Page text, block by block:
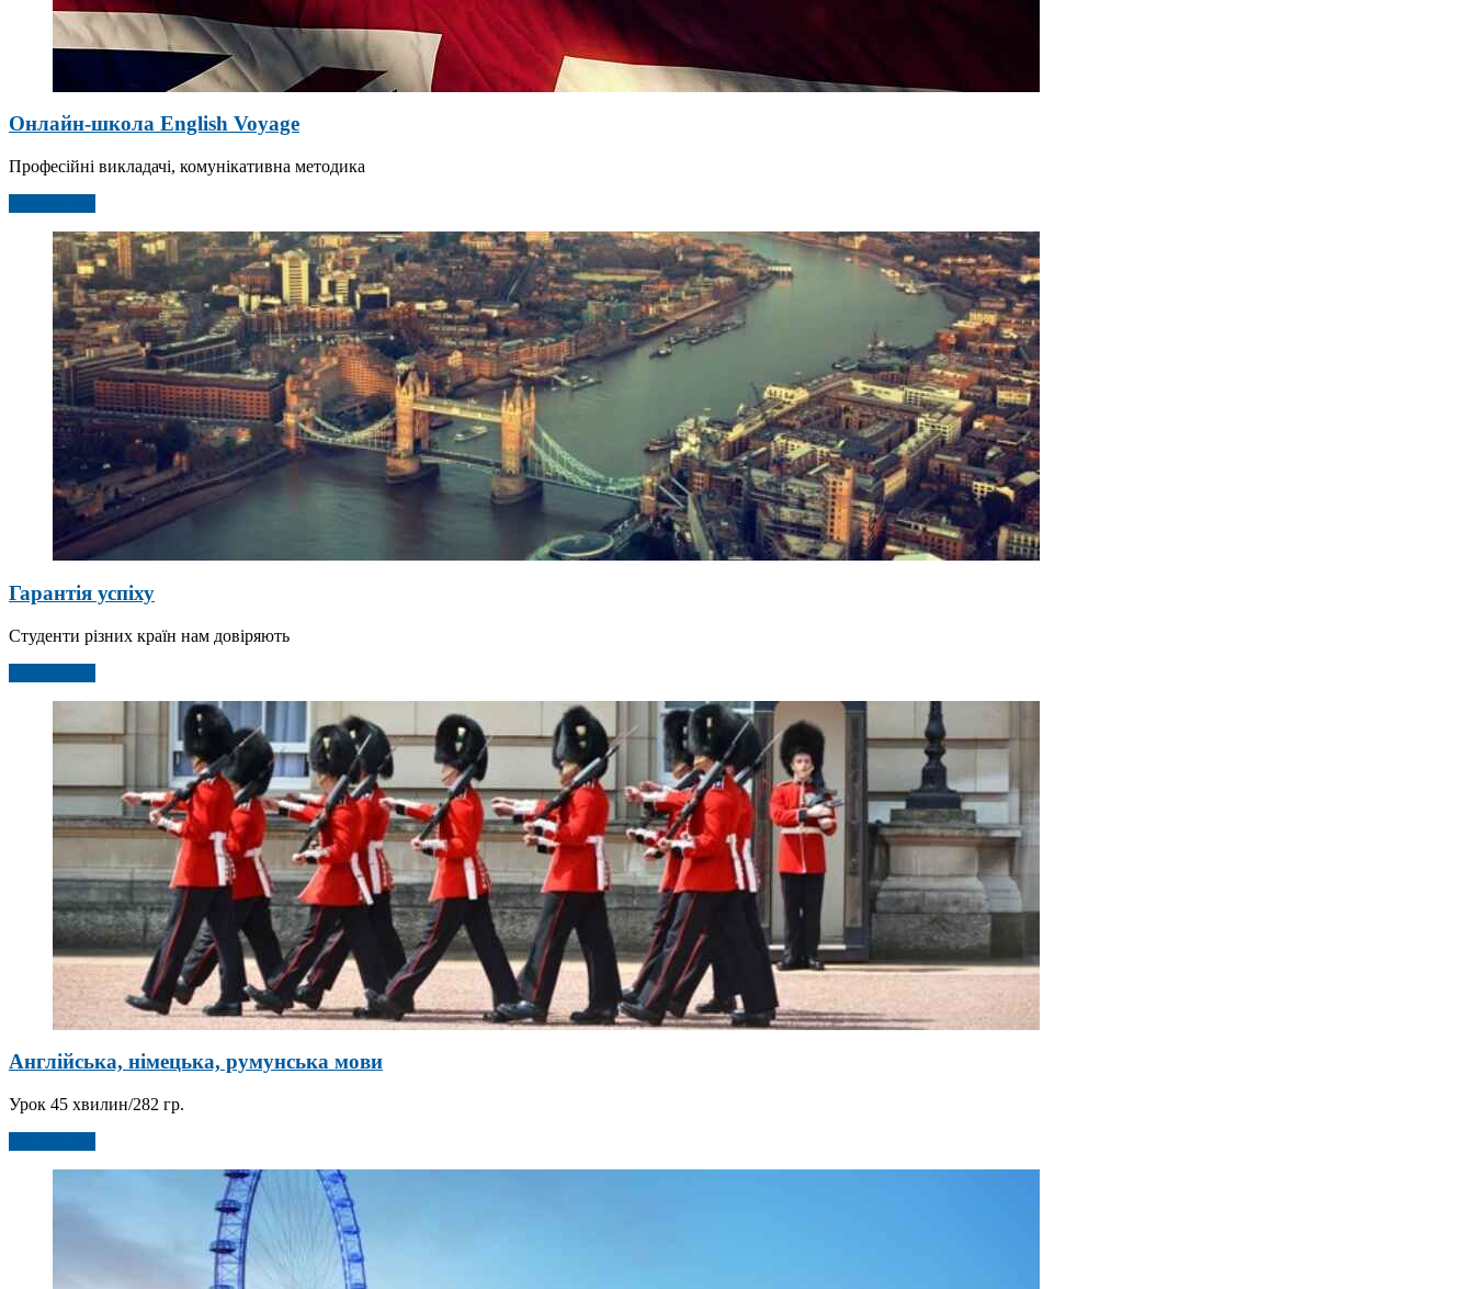
Онлайн-школа English Voyage
Професійні викладачі, комунікативна методика
Гарантія успіху
Студенти різних країн нам довіряють
Англійська, німецька, румунська мови
Урок 45 хвилин/282 гр.